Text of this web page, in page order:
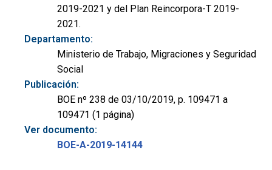
2019-2021 y del Plan Reincorpora-T 2019-
2021.
Departamento:
Ministerio de Trabajo, Migraciones y Seguridad
Social
Publicación:
BOE nº 238 de 03/10/2019, p. 109471 a
109471 (1 página)
Ver documento:
BOE-A-2019-14144